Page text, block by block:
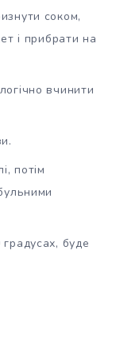
соком,
і прибрати на
вчинити
потім
буде